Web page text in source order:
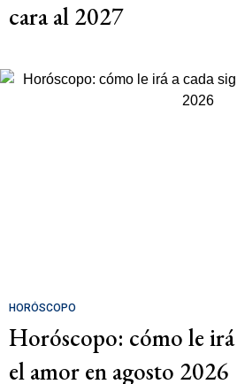
cara al 2027
HORÓSCOPO
Horóscopo: cómo le irá
el amor en agosto 2026